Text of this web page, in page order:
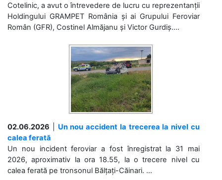
Cotelinic, a avut o întrevedere de lucru cu reprezentanții
Holdingului GRAMPET România și ai Grupului Feroviar
Român (GFR), Costinel Almăjanu și Victor Gurdiș....
02.06.2026
Un nou accident la trecerea la nivel cu
calea ferată
Un nou incident feroviar a fost înregistrat la 31 mai
2026, aproximativ la ora 18.55, la o trecere nivel cu
calea ferată pe tronsonul Bălțați-Căinari. ...